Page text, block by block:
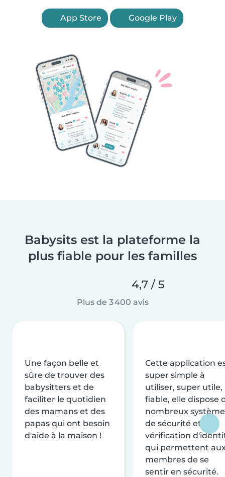
App Store Google Play
Babysits est la plateforme la
plus fiable pour les familles
4,7 / 5
Plus de 3 400 avis
Une façon belle et
sûre de trouver des
babysitters et de
faciliter le quotidien
des mamans et des
papas qui ont besoin
d'aide à la maison !
Cette application
super simple à
utiliser, super utile,
fiable, elle dispose
nombreux
de sécurité et de
vérification
qui permettent
membres de se
sentir en sécurité.